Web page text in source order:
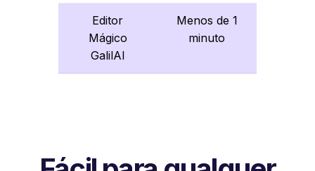
Editor
Mágico
GalilAI
Menos de 1
minuto